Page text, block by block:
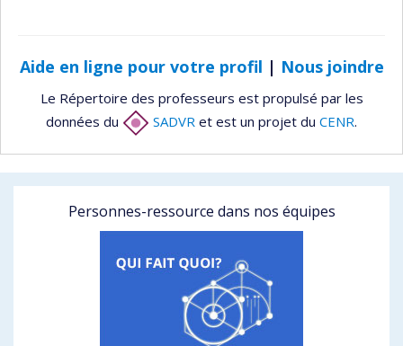
Aide en ligne pour votre profil | Nous joindre
Le Répertoire des professeurs est propulsé par les
données du
SADVR et est un projet du CENR.
Personnes-ressource dans nos équipes